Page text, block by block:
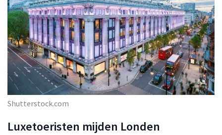
Shutterstock.com
Luxetoeristen mijden Londen